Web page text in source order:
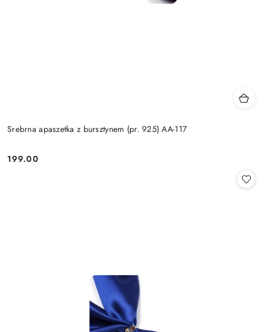
Srebrna apaszetka z bursztynem (pr. 925) AA-117
Cena:
199.00